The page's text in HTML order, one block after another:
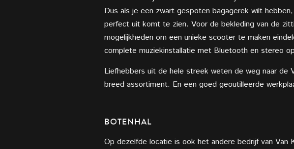
Dus als je een zwart gespoten bagagerek wilt
perfect uit komt te zien. Voor de bekleding van de
mogelijkheden om een unieke scooter te maken
complete muziekinstallatie met Bluetooth en stereo
Liefhebbers uit de hele streek weten de weg naar de
breed assortiment. En een goed geoutilleerde
BOTENHAL
Op dezelfde locatie is ook het andere bedrijf van